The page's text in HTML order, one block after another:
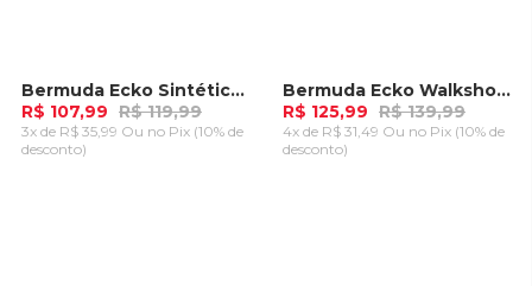
-10%
Bermuda Ecko Sintética Azul Marinho
R$ 107,99 R$ 119,99
3x de R$ 35,99 Ou no Pix (10% de
desconto)
-10%Bermuda Ecko Walkshort Preta
R$ 125,99 R$ 139,99
4x de R$ 31,49 Ou no Pix (10% de
desconto)